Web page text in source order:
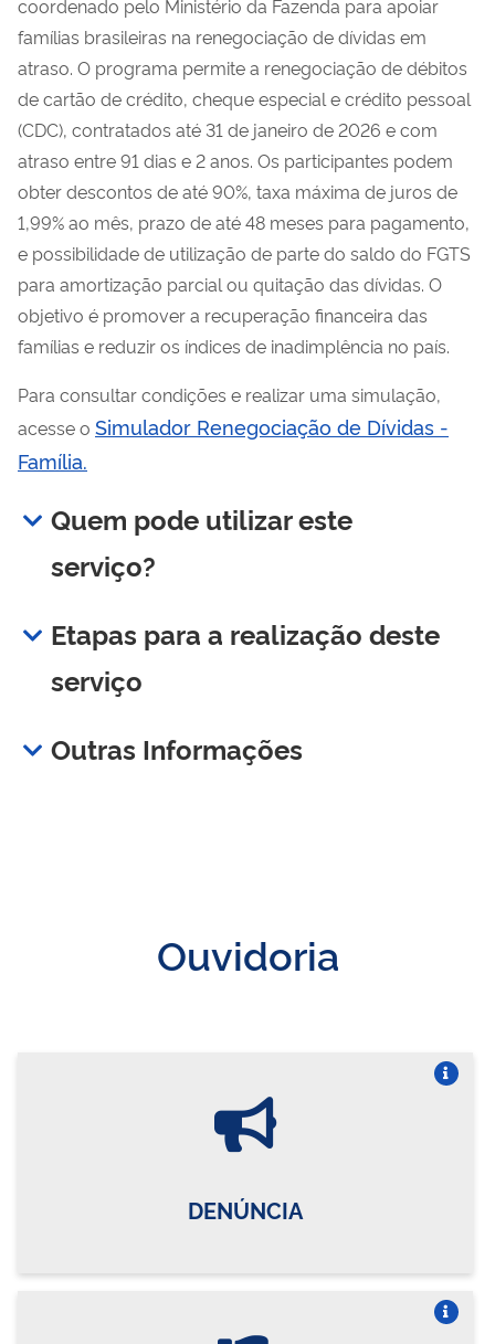
coordenado pelo Ministério da Fazenda para apoiar
famílias brasileiras na renegociação de dívidas em
atraso. O programa permite a renegociação de débitos
de cartão de crédito, cheque especial e crédito pessoal
(CDC), contratados até 31 de janeiro de 2026 e com
atraso entre 91 dias e 2 anos. Os participantes podem
obter descontos de até 90%, taxa máxima de juros de
1,99% ao mês, prazo de até 48 meses para pagamento,
e possibilidade de utilização de parte do saldo do FGTS
para amortização parcial ou quitação das dívidas. O
objetivo é promover a recuperação financeira das
famílias e reduzir os índices de inadimplência no país.
Para consultar condições e realizar uma simulação,
acesse o Simulador Renegociação de Dívidas -
Família.
Quem pode utilizar este
serviço?
Etapas para a realização deste
serviço
Outras Informações
Ouvidoria
DENÚNCIA